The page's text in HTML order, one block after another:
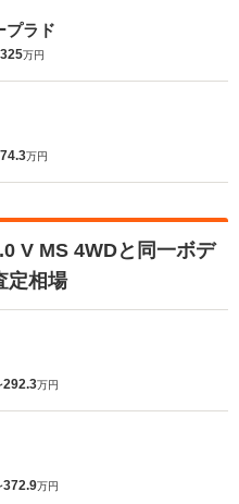
プラド
万円
万円
V MS 4WDと同一ボデ
定相場
292.3万円
372.9万円